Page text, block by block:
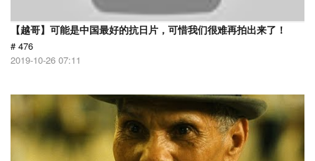
【越哥】可能是中国最好的抗日片，可惜我们很难再拍出来了！
# 476
2019-10-26 07:11